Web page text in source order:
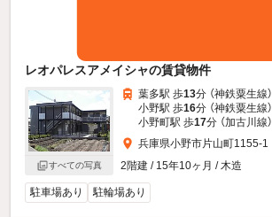
レオパレスアメイシャの賃貸物件
すべての写真
葉多駅 歩13分 （神鉄粟生線）
小野駅 歩16分 （神鉄粟生線）
小野町駅 歩17分 （加古川線）
兵庫県小野市片山町1155-1
2階建 / 15年10ヶ月 / 木造
駐車場あり 駐輪場あり